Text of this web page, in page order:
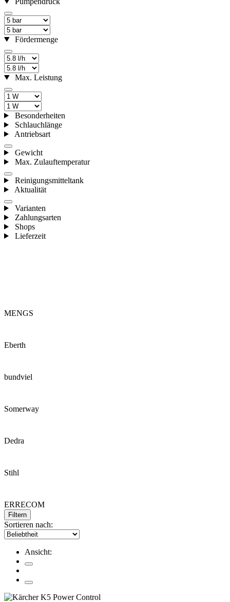
Fördermenge
Max. Leistung
Besonderheiten
Schlauchlänge
Antriebsart
Gewicht
Max. Zulauftemperatur
Reinigungsmitteltank
Aktualität
Varianten
Zahlungsarten
Shops
Lieferzeit
MENGS
Eberth
bundviel
Somerway
Dedra
Stihl
ERRECOM
Filtern
Sortieren nach:
Ansicht: